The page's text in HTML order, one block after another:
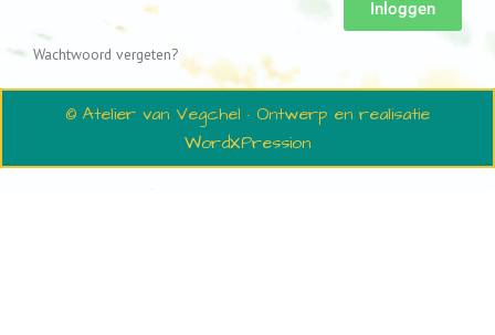
Inloggen
Wachtwoord vergeten?
© Atelier van Vegchel · Ontwerp en realisatie
WordXPression